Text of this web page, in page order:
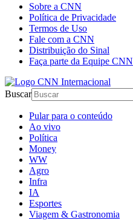
Sobre a CNN
Política de Privacidade
Termos de Uso
Fale com a CNN
Distribuição do Sinal
Faça parte da Equipe CNN
Buscar
Pular para o conteúdo
Ao vivo
Política
Money
WW
Agro
Infra
IA
Esportes
Viagem & Gastronomia